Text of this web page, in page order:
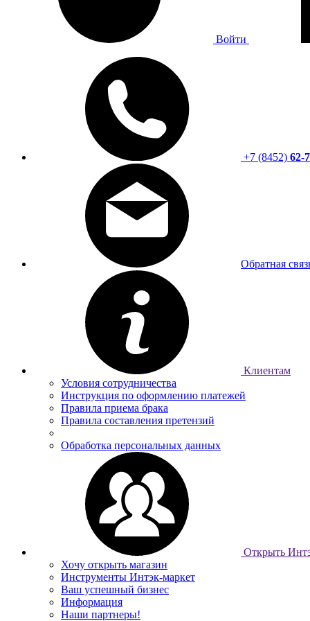
Войти
+7 (8452) 62-
Обратная
Клиентам
Условия сотрудничества
Инструкция по оформлению платежей
Правила приема брака
Правила составления претензий
Обработка персональных данных
Открыть
Хочу открыть магазин
Инструменты Интэк-маркет
Ваш успешный бизнес
Информация
Наши партнеры!